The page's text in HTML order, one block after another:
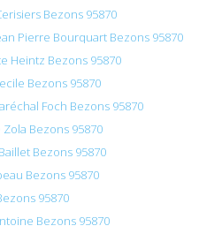
Bezons 95870
Pierre Bourquart Bezons 95870
Heintz Bezons 95870
Bezons 95870
Foch Bezons 95870
Bezons 95870
Bezons 95870
Bezons 95870
95870
Bezons 95870